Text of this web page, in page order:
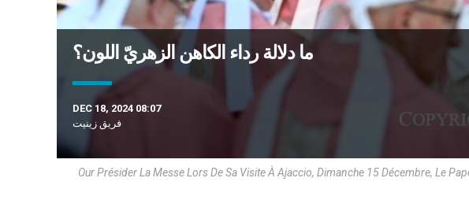
ما دلالة رداء الكاهن الزهريّ اللون؟
DEC 18, 2024 08:07
فريق زينيت
Our Présider La Messe Lors De Sa Visite À Ajaccio, Dimanche 15 Décembre, Le